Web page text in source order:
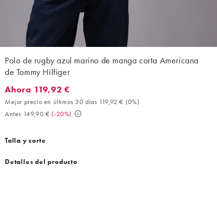
Polo de rugby azul marino de manga corta Americana
de Tommy Hilfiger
Ahora 119,92 €. Mejor precio en últimos 30 días 119,92 € (0%).
Ahora 119,92 €
Mejor precio en últimos 30 días 119,92 € (0%)
Antes 149,90 € (-20%)
Talla y corte
Detalles del producto